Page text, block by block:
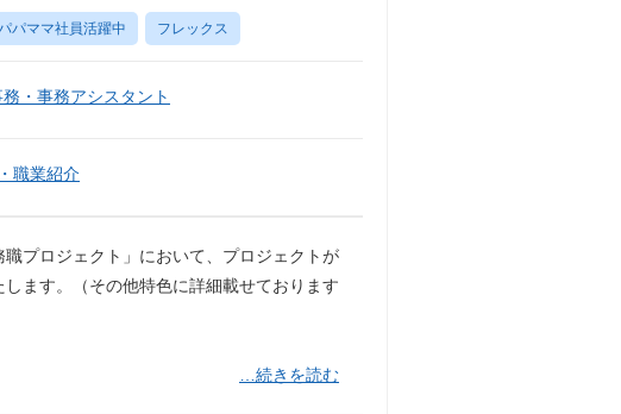
パママ社員活躍中 フレックス
・事務アシスタント
職業紹介
プロジェクト」において、プロジェクトが
ます。（その他特色に詳細載せております
…続きを読む